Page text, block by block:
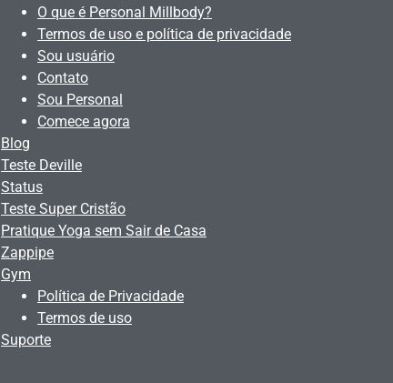
O que é Personal Millbody?
Termos de uso e política de privacidade
Sou usuário
Contato
Sou Personal
Comece agora
Blog
Teste Deville
Status
Teste Super Cristão
Pratique Yoga sem Sair de Casa
Zappipe
Gym
Política de Privacidade
Termos de uso
Suporte